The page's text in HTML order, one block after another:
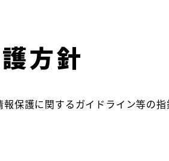
方針
保護に関するガイドライン等の